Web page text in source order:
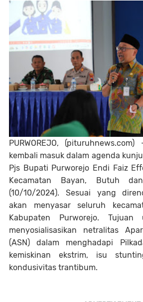
PURWOREJO,
kembali masuk dalam agenda
Pjs Bupati Purworejo Endi Faiz
Kecamatan Bayan, Butuh
(10/10/2024). Sesuai yang
akan menyasar seluruh
Kabupaten Purworejo. Tujuan
menyosialisasikan netralitas
(ASN) dalam menghadapi
kemiskinan ekstrim, isu
kondusivitas trantibum.